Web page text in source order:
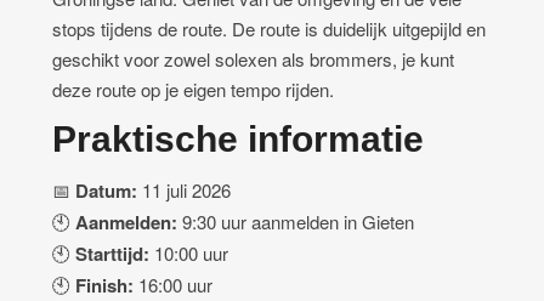
stops tijdens de route. De route is duidelijk uitgepijld en
geschikt voor zowel solexen als brommers, je kunt
deze route op je eigen tempo rijden.
Praktische informatie
📅 Datum: 11 juli 2026
🕙Aanmelden: 9:30 uur aanmelden in Gieten
🕙Starttijd: 10:00 uur
🕙 Finish: 16:00 uur